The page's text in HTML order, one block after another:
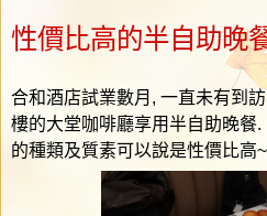
性價比高的半自助晚
合和酒店試業數月 , 一直未有到訪
樓的大堂咖啡廳享用半自助晚餐.
的種類及質素可以說是性價比高~